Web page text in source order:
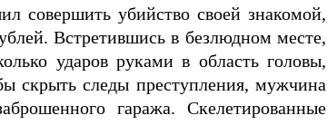
совершить убийство своей знакомой,
Встретившись в безлюдном месте,
ударов руками в область головы,
скрыть следы преступления, мужчина
гаража. Скелетированные